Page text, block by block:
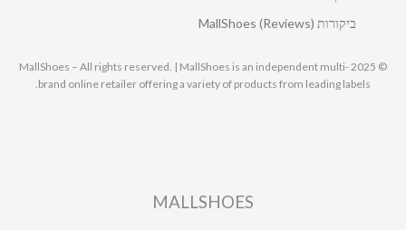
ביקורות MallShoes (Reviews)
© 2025 MallShoes – All rights reserved. | MallShoes is an independent multi-
brand online retailer offering a variety of products from leading labels.
MALLSHOES